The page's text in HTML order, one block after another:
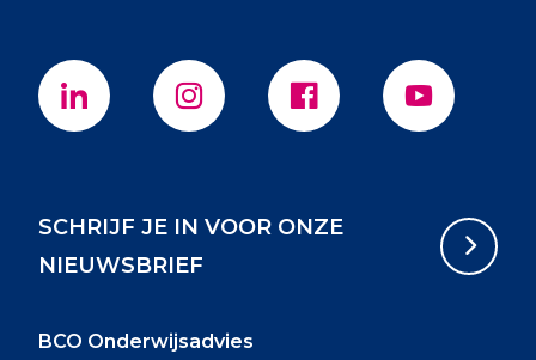
SCHRIJF JE IN VOOR ONZE
NIEUWSBRIEF
BCO Onderwijsadvies